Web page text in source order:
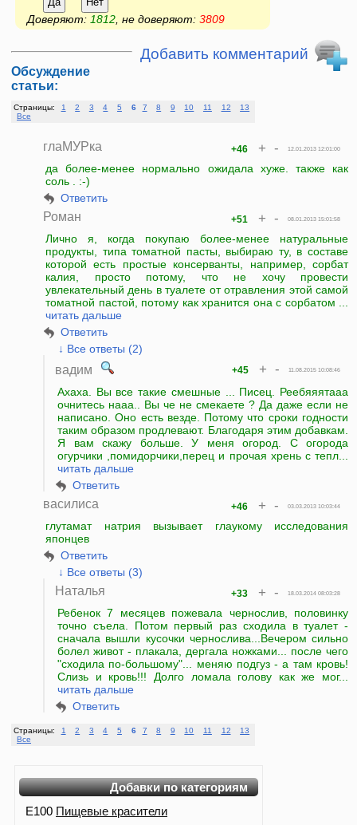
Доверяют: 1812, не доверяют: 3809
Добавить комментарий
Обсуждение
статьи:
Страницы: 1 2 3 4 5 6 7 8 9 10 11 12
13
Все
глаМУРка 12.01.2013 12:01:00
+46 + -
да более-менее нормально ожидала хуже. также как
соль . :-)
Ответить
Роман 08.01.2013 15:01:58
+51 + -
Лично я, когда покупаю более-менее натуральные
продукты, типа томатной пасты, выбираю ту, в составе
которой есть простые консерванты, например, сорбат
калия, просто потому, что не хочу провести
увлекательный день в туалете от отравления этой самой
томатной пастой, потому как хранится она с сорбатом ...
читать дальше
Ответить
↓ Все ответы (2)
вадим 11.08.2015 10:08:46
+45 + -
Ахаха. Вы все такие смешные ... Писец. Реебяяятааа
очнитесь нааа.. Вы че не смекаете ? Да даже если не
написано. Оно есть везде. Потому что сроки годности
таким образом продлевают. Благодаря этим добавкам.
Я вам скажу больше. У меня огород. С огорода
огурчики ,помидорчики,перец и прочая хрень с тепл...
читать дальше
Ответить
василиса 03.03.2013 10:03:44
+46 + -
глутамат натрия вызывает глаукому исследования
японцев
Ответить
↓ Все ответы (3)
Наталья 18.03.2014 08:03:28
+33 + -
Ребенок 7 месяцев пожевала чернослив, половинку
точно съела. Потом первый раз сходила в туалет -
сначала вышли кусочки чернослива...Вечером сильно
болел живот - плакала, дергала ножками... после чего
"сходила по-большому"... меняю подгуз - а там кровь!
Слизь и кровь!!! Долго ломала голову как же мог...
читать дальше
Ответить
Страницы: 1 2 3 4 5 6 7 8 9 10 11 12
13
Все
Добавки по категориям
E100 Пищевые красители